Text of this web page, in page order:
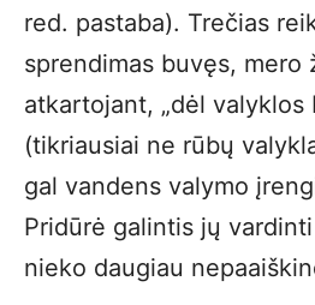
red. pastaba). Trečias
sprendimas buvęs, mero
atkartojant, „dėl valyklos
(tikriausiai ne rūbų
gal vandens valymo
Pridūrė galintis jų
nieko daugiau